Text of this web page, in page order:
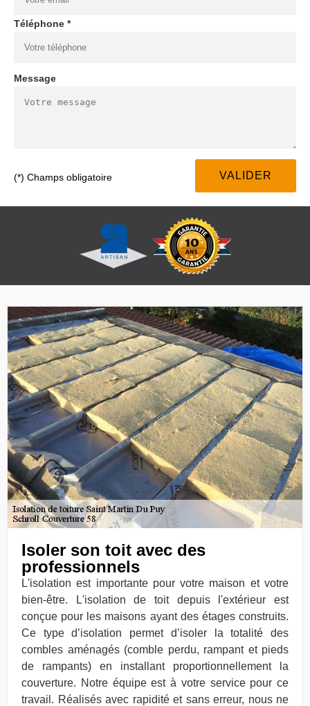
Téléphone *
Message
(*) Champs obligatoire
Isoler son toit avec des
professionnels
L'isolation est importante pour votre maison et votre
bien-être. L'isolation de toit depuis l'extérieur est
conçue pour les maisons ayant des étages construits.
Ce type d’isolation permet d’isoler la totalité des
combles aménagés (comble perdu, rampant et pieds
de rampants) en installant proportionnellement la
couverture. Notre équipe est à votre service pour ce
travail. Réalisés avec rapidité et sans erreur, nous ne